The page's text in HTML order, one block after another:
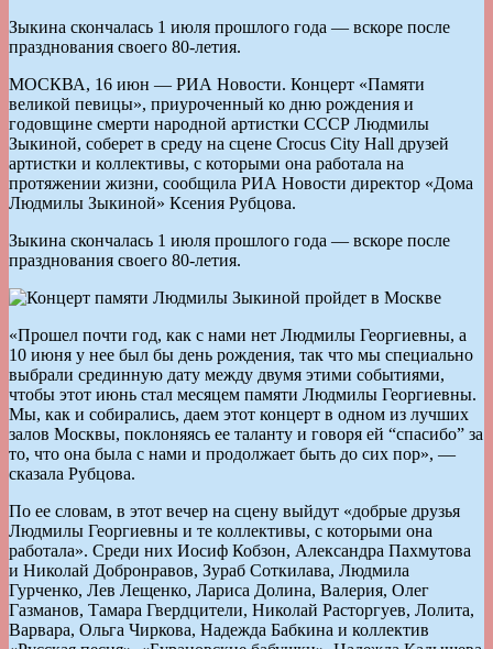
Зыкина скончалась 1 июля прошлого года — вскоре после
празднования своего 80-летия.
МОСКВА, 16 июн — РИА Новости. Концерт «Памяти
великой певицы», приуроченный ко дню рождения и
годовщине смерти народной артистки СССР Людмилы
Зыкиной, соберет в среду на сцене Crocus City Hall друзей
артистки и коллективы, с которыми она работала на
протяжении жизни, сообщила РИА Новости директор «Дома
Людмилы Зыкиной» Ксения Рубцова.
Зыкина скончалась 1 июля прошлого года — вскоре после
празднования своего 80-летия.
«Прошел почти год, как с нами нет Людмилы Георгиевны, а
10 июня у нее был бы день рождения, так что мы специально
выбрали срединную дату между двумя этими событиями,
чтобы этот июнь стал месяцем памяти Людмилы Георгиевны.
Мы, как и собирались, даем этот концерт в одном из лучших
залов Москвы, поклоняясь ее таланту и говоря ей “спасибо” за
то, что она была с нами и продолжает быть до сих пор», —
сказала Рубцова.
По ее словам, в этот вечер на сцену выйдут «добрые друзья
Людмилы Георгиевны и те коллективы, с которыми она
работала». Среди них Иосиф Кобзон, Александра Пахмутова
и Николай Добронравов, Зураб Соткилава, Людмила
Гурченко, Лев Лещенко, Лариса Долина, Валерия, Олег
Газманов, Тамара Гвердцители, Николай Расторгуев, Лолита,
Варвара, Ольга Чиркова, Надежда Бабкина и коллектив